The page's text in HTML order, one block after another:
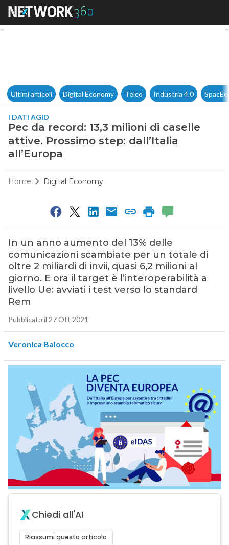
Pec da record: 13,3 milioni di
Ultimi articoli Digital Economy Telco Industria 4.0
I DATI AGID
Pec da record: 13,3 milioni di caselle
attive. Prossimo step: dall’Italia
all’Europa
Home Digital Economy
In un anno aumento del 13% delle
comunicazioni scambiate per un totale di
oltre 2 miliardi di invii, quasi 6,2 milioni al
giorno. E ora il target è l’interoperabilità a
livello Ue: avviati i test verso lo standard
Rem
Pubblicato il 27 Ott 2021
Veronica Balocco
Chiedi all'AI
Riassumi questo articolo